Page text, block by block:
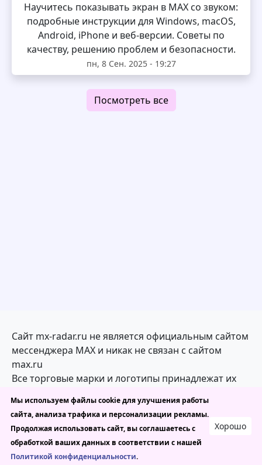
Научитесь показывать экран в MAX со звуком:
подробные инструкции для Windows, macOS,
Android, iPhone и веб-версии. Советы по
качеству, решению проблем и безопасности.
пн, 8 Сен. 2025 - 19:27
Посмотреть все
Сайт mx-radar.ru не является официальным сайтом
мессенджера MAX и никак не связан с сайтом
max.ru
Все торговые марки и логотипы принадлежат их
mx-radar.ru — каталог каналов, ботов и чатов в
MAX
Мы используем файлы cookie для улучшения работы
сайта, анализа трафика и персонализации рекламы.
Продолжая использовать сайт, вы соглашаетесь с
обработкой ваших данных в соответствии с нашей
Политикой конфиденциальности.
Хорошо